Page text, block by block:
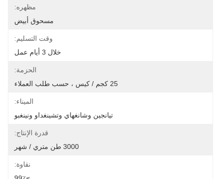
مظهره:
مسحوق أبيض
وقت التسليم:
خلال 3 أيام عمل
الحزمة:
25 كجم / كيس ، حسب طلب العملاء
الميناء:
تيانجين وشانغهاي وتشينغداو ونينغبو
قدرة الإنتاج:
3000 طن متري / شهر
نقاوة: